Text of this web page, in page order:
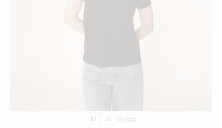
TÄLLÄ
TUOTTEELLA
USEAMPI
VOIT
M XL Poista